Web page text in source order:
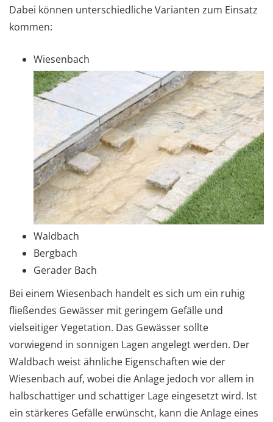
Dabei können unterschiedliche Varianten zum Einsatz
kommen:
Wiesenbach
Waldbach
Bergbach
Gerader Bach
Bei einem Wiesenbach handelt es sich um ein ruhig
fließendes Gewässer mit geringem Gefälle und
vielseitiger Vegetation. Das Gewässer sollte
vorwiegend in sonnigen Lagen angelegt werden. Der
Waldbach weist ähnliche Eigenschaften wie der
Wiesenbach auf, wobei die Anlage jedoch vor allem in
halbschattiger und schattiger Lage eingesetzt wird. Ist
ein stärkeres Gefälle erwünscht, kann die Anlage eines